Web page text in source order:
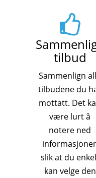
tilbud
Sammenlign
tilbudene du
mottatt. Det
være lurt å
notere ned
slik at du
kan velge den